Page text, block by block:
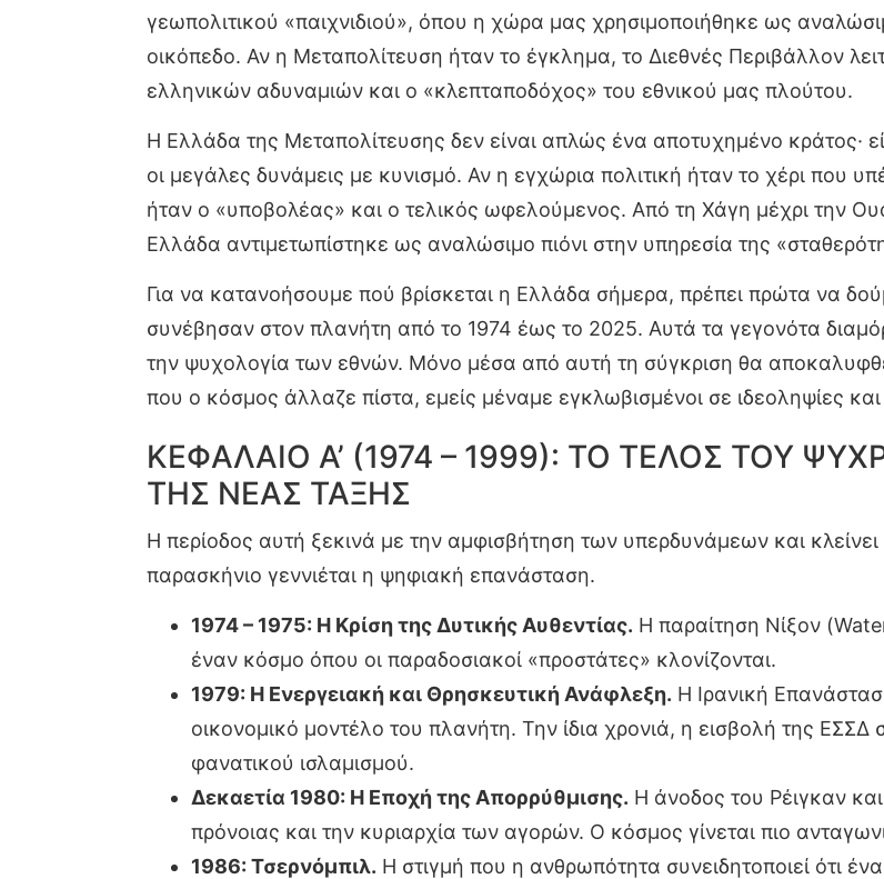
γεωπολιτικού «παιχνιδιού», όπου η χώρα μας χρησιμοποιήθηκε ως
οικόπεδο. Αν η Μεταπολίτευση ήταν το έγκλημα, το Διεθνές Περιβάλλον
ελληνικών αδυναμιών και ο «κλεπταποδόχος» του εθνικού μας πλούτου.
Η Ελλάδα της Μεταπολίτευσης δεν είναι απλώς ένα αποτυχημένο κράτος·
οι μεγάλες δυνάμεις με κυνισμό. Αν η εγχώρια πολιτική ήταν το χέρι που
ήταν ο «υποβολέας» και ο τελικός ωφελούμενος. Από τη Χάγη μέχρι την
Ελλάδα αντιμετωπίστηκε ως αναλώσιμο πιόνι στην υπηρεσία της
Για να κατανοήσουμε πού βρίσκεται η Ελλάδα σήμερα, πρέπει πρώτα να
συνέβησαν στον πλανήτη από το 1974 έως το 2025. Αυτά τα γεγονότα
την ψυχολογία των εθνών. Μόνο μέσα από αυτή τη σύγκριση θα
που ο κόσμος άλλαζε πίστα, εμείς μέναμε εγκλωβισμένοι σε ιδεοληψίες
ΚΕΦΑΛΑΙΟ Α’ (1974 – 1999): ΤΟ ΤΕΛΟΣ ΤΟΥ
ΤΗΣ ΝΕΑΣ ΤΑΞΗΣ
Η περίοδος αυτή ξεκινά με την αμφισβήτηση των υπερδυνάμεων και
παρασκήνιο γεννιέται η ψηφιακή επανάσταση.
1974 – 1975: Η Κρίση της Δυτικής Αυθεντίας. Η παραίτηση Νίξον
έναν κόσμο όπου οι παραδοσιακοί «προστάτες» κλονίζονται.
1979: Η Ενεργειακή και Θρησκευτική Ανάφλεξη. Η Ιρανική
οικονομικό μοντέλο του πλανήτη. Την ίδια χρονιά, η εισβολή της
φανατικού ισλαμισμού.
Δεκαετία 1980: Η Εποχή της Απορρύθμισης. Η άνοδος του Ρέιγκαν
πρόνοιας και την κυριαρχία των αγορών. Ο κόσμος γίνεται πιο
1986: Τσερνόμπιλ. Η στιγμή που η ανθρωπότητα συνειδητοποιεί ότι